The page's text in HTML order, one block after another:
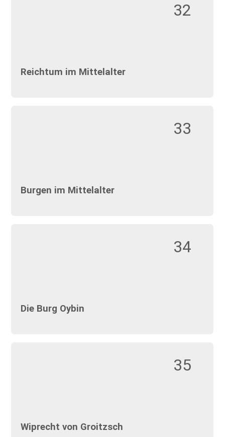
32
Reichtum im Mittelalter
33
Burgen im Mittelalter
34
Die Burg Oybin
35
Wiprecht von Groitzsch